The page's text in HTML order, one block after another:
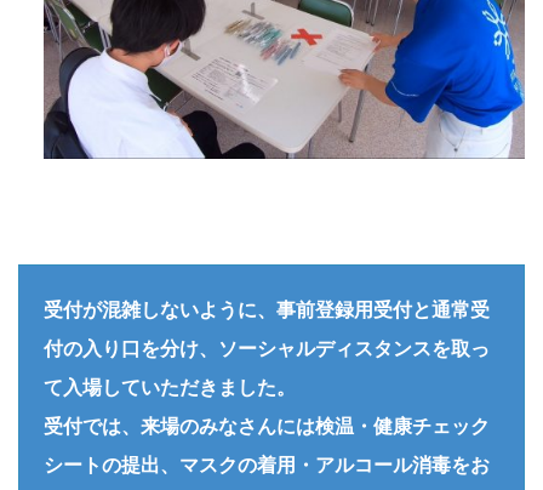
受付が混雑しないように、事前登録用受付と通常受
付の入り口を分け、ソーシャルディスタンスを取っ
て入場していただきました。
受付では、来場のみなさんには検温・健康チェック
シートの提出、マスクの着用・アルコール消毒をお